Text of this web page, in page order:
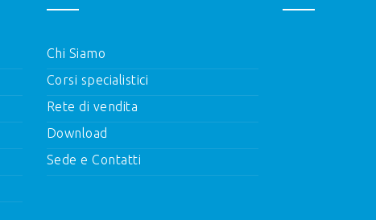
Chi Siamo
Corsi specialistici
Rete di vendita
Download
Sede e Contatti